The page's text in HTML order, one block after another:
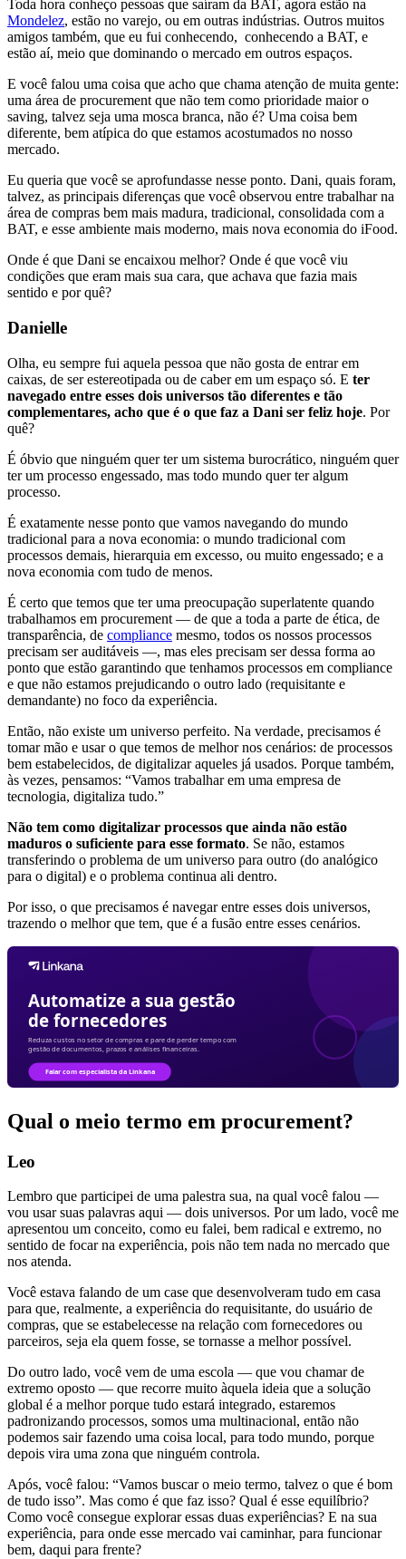
Toda hora conheço pessoas que saíram da BAT, agora estão na
Mondelez, estão no varejo, ou em outras indústrias. Outros muitos
amigos também, que eu fui conhecendo, conhecendo a BAT, e
estão aí, meio que dominando o mercado em outros espaços.
E você falou uma coisa que acho que chama atenção de muita gente:
uma área de procurement que não tem como prioridade maior o
saving, talvez seja uma mosca branca, não é? Uma coisa bem
diferente, bem atípica do que estamos acostumados no nosso
mercado.
Eu queria que você se aprofundasse nesse ponto. Dani, quais foram,
talvez, as principais diferenças que você observou entre trabalhar na
área de compras bem mais madura, tradicional, consolidada com a
BAT, e esse ambiente mais moderno, mais nova economia do iFood.
Onde é que Dani se encaixou melhor? Onde é que você viu
condições que eram mais sua cara, que achava que fazia mais
sentido e por quê?
Danielle
Olha, eu sempre fui aquela pessoa que não gosta de entrar em
caixas, de ser estereotipada ou de caber em um espaço só. E ter
navegado entre esses dois universos tão diferentes e tão
complementares, acho que é o que faz a Dani ser feliz hoje. Por
quê?
É óbvio que ninguém quer ter um sistema burocrático, ninguém quer
ter um processo engessado, mas todo mundo quer ter algum
processo.
É exatamente nesse ponto que vamos navegando do mundo
tradicional para a nova economia: o mundo tradicional com
processos demais, hierarquia em excesso, ou muito engessado; e a
nova economia com tudo de menos.
É certo que temos que ter uma preocupação superlatente quando
trabalhamos em procurement — de que a toda a parte de ética, de
transparência, de compliance mesmo, todos os nossos processos
precisam ser auditáveis —, mas eles precisam ser dessa forma ao
ponto que estão garantindo que tenhamos processos em compliance
e que não estamos prejudicando o outro lado (requisitante e
demandante) no foco da experiência.
Então, não existe um universo perfeito. Na verdade, precisamos é
tomar mão e usar o que temos de melhor nos cenários: de processos
bem estabelecidos, de digitalizar aqueles já usados. Porque também,
às vezes, pensamos: “Vamos trabalhar em uma empresa de
tecnologia, digitaliza tudo.”
Não tem como digitalizar processos que ainda não estão
maduros o suficiente para esse formato. Se não, estamos
transferindo o problema de um universo para outro (do analógico
para o digital) e o problema continua ali dentro.
Por isso, o que precisamos é navegar entre esses dois universos,
trazendo o melhor que tem, que é a fusão entre esses cenários.
Qual o meio termo em procurement?
Leo
Lembro que participei de uma palestra sua, na qual você falou —
vou usar suas palavras aqui — dois universos. Por um lado, você me
apresentou um conceito, como eu falei, bem radical e extremo, no
sentido de focar na experiência, pois não tem nada no mercado que
nos atenda.
Você estava falando de um case que desenvolveram tudo em casa
para que, realmente, a experiência do requisitante, do usuário de
compras, que se estabelecesse na relação com fornecedores ou
parceiros, seja ela quem fosse, se tornasse a melhor possível.
Do outro lado, você vem de uma escola — que vou chamar de
extremo oposto — que recorre muito àquela ideia que a solução
global é a melhor porque tudo estará integrado, estaremos
padronizando processos, somos uma multinacional, então não
podemos sair fazendo uma coisa local, para todo mundo, porque
depois vira uma zona que ninguém controla.
Após, você falou: “Vamos buscar o meio termo, talvez o que é bom
de tudo isso”. Mas como é que faz isso? Qual é esse equilíbrio?
Como você consegue explorar essas duas experiências? E na sua
experiência, para onde esse mercado vai caminhar, para funcionar
bem, daqui para frente?